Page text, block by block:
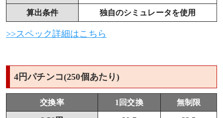
算出条件 独自のシミュレータを使用
>>スペック詳細はこちら
4円パチンコ(250個あたり)
交換率 1回交換 無制限